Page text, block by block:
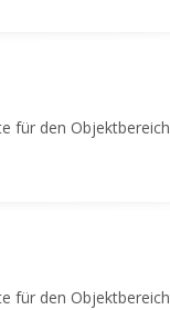
für den Objektbereich
für den Objektbereich